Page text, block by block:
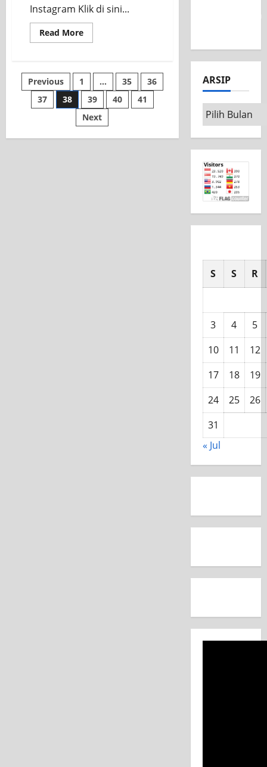
Instagram Klik di sini...
Read More
Previous 1 … 35
36
37
38 39 40
41
Next
ARSIP
S S R
3 4
5
10
11
12
17
18
19
24
25
26
31
« Jul